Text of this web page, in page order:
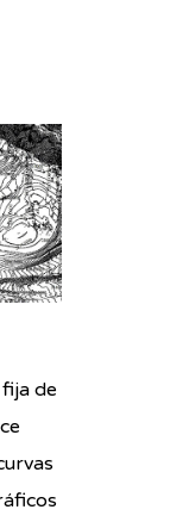
de